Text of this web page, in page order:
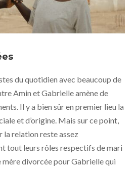
du quotidien avec beaucoup de
Amin et Gabrielle amène de
Il y a bien sûr en premier lieu la
et d’origine. Mais sur ce point,
la relation reste assez
tout leurs rôles respectifs de mari
mère divorcée pour Gabrielle qui